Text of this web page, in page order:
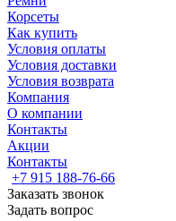
Корсеты
Как купить
Условия оплаты
Условия доставки
Условия возврата
Компания
О компании
Контакты
Акции
Контакты
+7 915 188-76-66
Заказать звонок
Задать вопрос